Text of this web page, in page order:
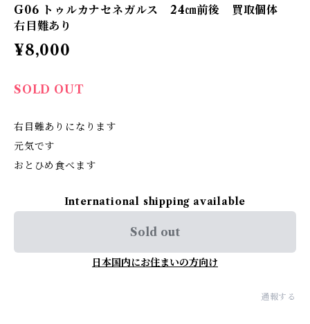
G06 トゥルカナセネガルス 24㎝前後 買取個体
右目難あり
¥8,000
SOLD OUT
右目難ありになります
元気です
おとひめ食べます
International shipping available
Sold out
日本国内にお住まいの方向け
通報する